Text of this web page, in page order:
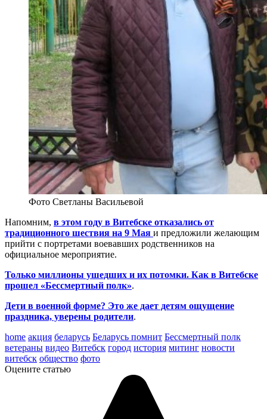
Фото Светланы Васильевой
Напомним, в этом году в Витебске отказались от
традиционного шествия на 9 Мая и предложили желающим
прийти с портретами воевавших родственников на
официальное мероприятие.
Только миллионы ушедших и их потомки. Как в Витебске
прошел «Бессмертный полк».
Дети в военной форме? Это же дает детям ощущение
праздника, уверены родители.
home акция беларусь Беларусь помнит Бессмертный полк
ветераны видео Витебск город история митинг новости
витебск общество фото
Оцените статью